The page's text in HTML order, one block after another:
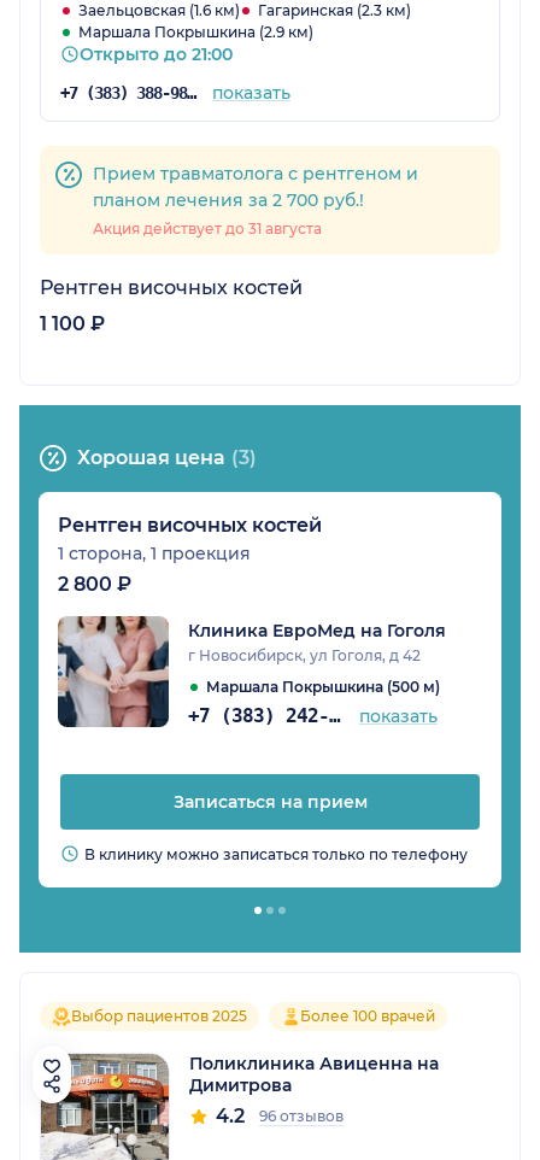
Заельцовская (1.6 км)
Гагаринская (2.3 км)
Маршала Покрышкина (2.9 км)
Открыто до 21:00
+7 (383) 388-98-70 показать
Прием травматолога с рентгеном и
планом лечения за 2 700 руб.!
Акция действует до 31 августа
Рентген височных костей
1 100 ₽
Хорошая цена (3)
Рентген височных костей
1 сторона, 1 проекция
2 800 ₽
Клиника ЕвроМед на Гоголя
г Новосибирск, ул Гоголя, д 42
Маршала Покрышкина (500 м)
+7 (383) 242-72-08 показать
Записаться на прием
В клинику можно записаться только по телефону
Выбор пациентов 2025 Более 100 врачей
Поликлиника Авиценна на
Димитрова
4.2 96 отзывов